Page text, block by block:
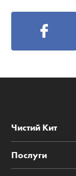
Чистий Кит
Послуги